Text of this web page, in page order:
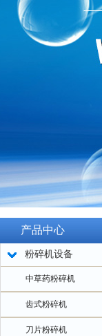
产品中心
粉碎机设备
中草药粉碎机
齿式粉碎机
刀片粉碎机